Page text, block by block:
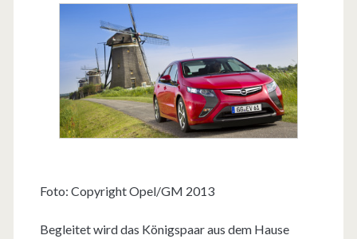
Foto: Copyright Opel/GM 2013
Begleitet wird das Königspaar aus dem Hause